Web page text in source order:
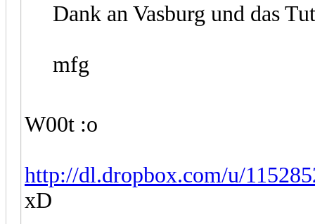
Dank an Vasburg und das
mfg
W00t :o
http://dl.dropbox.com/u/
xD